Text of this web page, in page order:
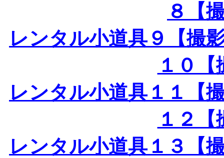
８【
レンタル小道具９【撮
１０
レンタル小道具１１【
１２
レンタル小道具１３【